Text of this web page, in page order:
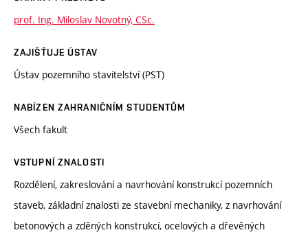
prof. Ing. Miloslav Novotný, CSc.
ZAJIŠŤUJE ÚSTAV
Ústav pozemního stavitelství (PST)
NABÍZEN ZAHRANIČNÍM STUDENTŮM
Všech fakult
VSTUPNÍ ZNALOSTI
Rozdělení, zakreslování a navrhování konstrukcí pozemních
staveb, základní znalosti ze stavební mechaniky, z navrhování
betonových a zděných konstrukcí, ocelových a dřevěných